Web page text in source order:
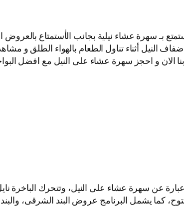
بـ سهرة عشاء نيلية بجانب الأستمتاع
النيل أثناء تناول الطعام بالهواء الطلق و
الان و احجز سهرة عشاء على النيل مع افضل
عن سهرة عشاء على النيل، وتتحرك الباخرة
كما يشمل البرنامج عروض البند الشرقى،